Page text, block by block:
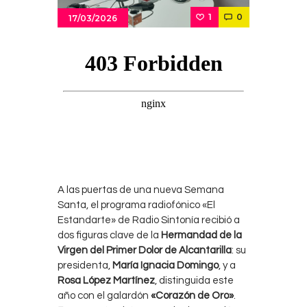
17/03/2026 1 0
A las puertas de una nueva Semana
Santa, el programa radiofónico «El
Estandarte» de Radio Sintonía recibió a
dos figuras clave de la Hermandad de la
Virgen del Primer Dolor de Alcantarilla: su
presidenta, María Ignacia Domingo, y a
Rosa López Martínez , distinguida este
año con el galardón «Corazón de Oro».